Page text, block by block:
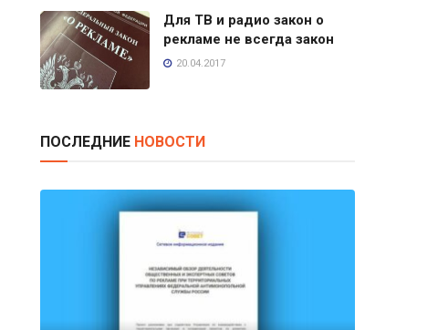
Для ТВ и радио закон о
рекламе не всегда закон
20.04.2017
ПОСЛЕДНИЕ НОВОСТИ